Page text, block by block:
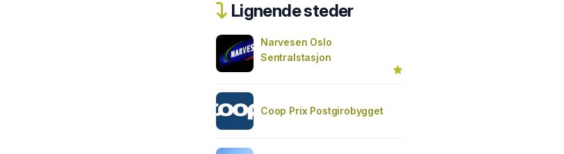
Lignende steder
Narvesen Oslo
Sentralstasjon
Coop Prix Postgirobygget